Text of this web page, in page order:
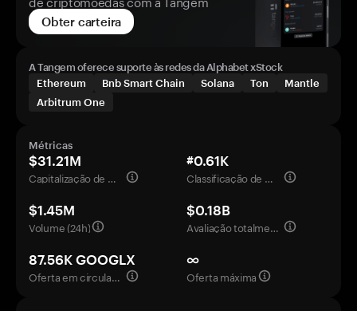
Obter carteira
A Tangem oferece suporte às redes da Alphabet xStock
Ethereum
Bnb Smart Chain Solana Ton
Mantle
Arbitrum One
Métricas
$31.21M
Capitalização de mercado
#0.61K
Classificação de mercado
$1.45M
Volume (24h)
$0.18B
Avaliação totalmente diluída
87.56K GOOGLX
Oferta em circulação
∞
Oferta máxima